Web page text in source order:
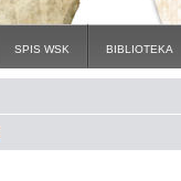
SPIS WSK BIBLIOTEKA